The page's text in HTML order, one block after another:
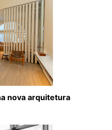
nova arquitetura